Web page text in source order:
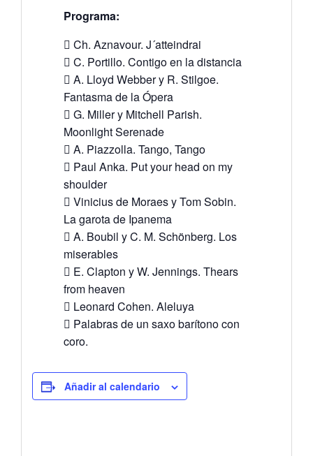
Programa:
 Ch. Aznavour. J´atteindrai
 C. Portillo. Contigo en la distancia
 A. Lloyd Webber y R. Stilgoe.
Fantasma de la Ópera
 G. Miller y Mitchell Parish.
Moonlight Serenade
 A. Piazzolla. Tango, Tango
 Paul Anka. Put your head on my
shoulder
 Vinicius de Moraes y Tom Sobin.
La garota de Ipanema
 A. Boubil y C. M. Schönberg. Los
miserables
 E. Clapton y W. Jennings. Thears
from heaven
 Leonard Cohen. Aleluya
 Palabras de un saxo barítono con
coro.
Añadir al calendario